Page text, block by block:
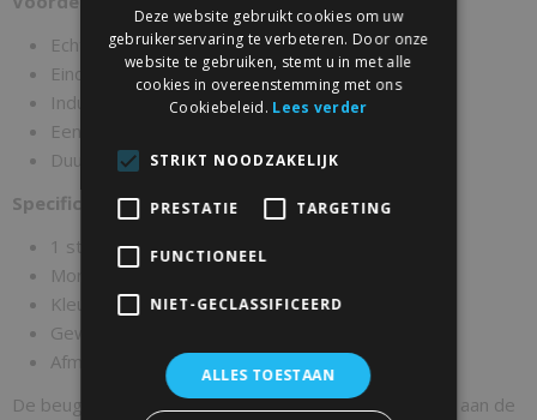
Echt onverwoestbaar staal
Eindeloze mogelijkheden
Industriële look
Eenvoudige montage
Duurzaam materiaal
Specificaties/Inhoud verpakking:
1 stalen L vormige drager
Montage schroeven en pluggen
Kleur: Zwart
Gewicht: 650 gram
Afmeting drager: 4x15x25 (bxhxl)
De beugel is 5mm dik 40mm breed, de montage strip aan de
Deze website gebruikt cookies om uw
gebruikerservaring te verbeteren. Door onze
website te gebruiken, stemt u in met alle
cookies in overeenstemming met ons
Cookiebeleid. Lees verder
STRIKT NOODZAKELIJK
PRESTATIE TARGETING
FUNCTIONEEL
NIET-GECLASSIFICEERD
ALLES TOESTAAN